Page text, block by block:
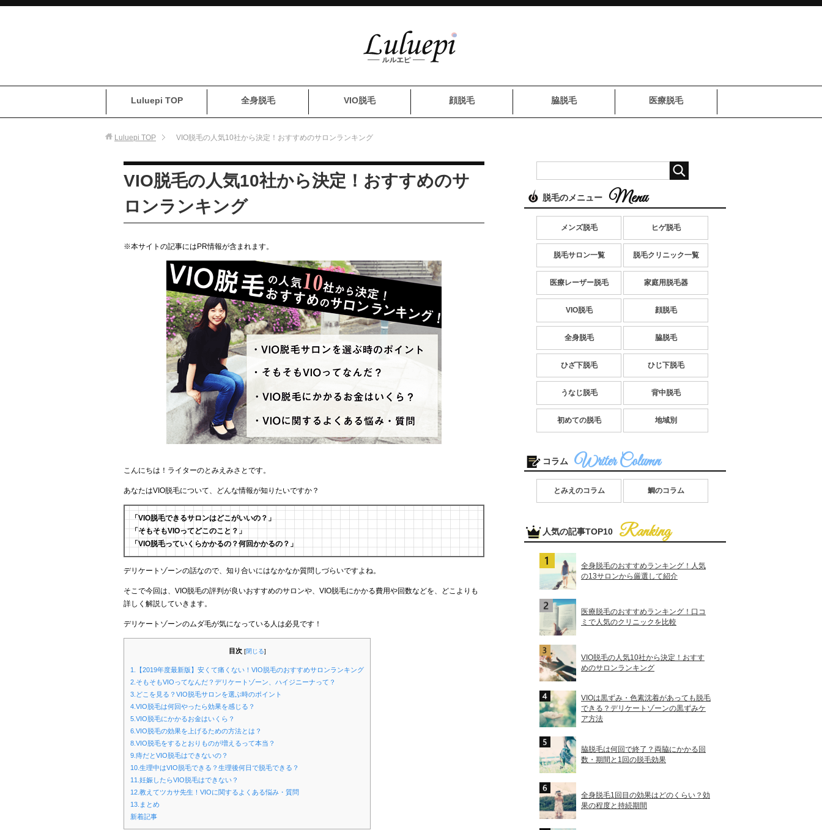
Luluepi TOP 全身脱毛 VIO脱毛 顔脱毛 脇脱毛 医療脱毛
Luluepi TOP VIO脱毛の人気10社から決定！おすすめのサロンランキング
VIO脱毛の人気10社から決定！おすすめのサ
ロンランキング
※本サイトの記事にはPR情報が含まれます。
こんにちは！ライターのとみえみさとです。
あなたはVIO脱毛について、どんな情報が知りたいですか？
「VIO脱毛できるサロンはどこがいいの？」
「そもそもVIOってどこのこと？」
「VIO脱毛っていくらかかるの？何回かかるの？」
デリケートゾーンの話なので、知り合いにはなかなか質問しづらいですよね。
そこで今回は、VIO脱毛の評判が良いおすすめのサロンや、VIO脱毛にかかる費用や回数などを、どこよりも
詳しく解説していきます。
デリケートゾーンのムダ毛が気になっている人は必見です！
目次 [閉じる]
1.【2019年度最新版】安くて痛くない！VIO脱毛のおすすめサロンランキング
2.そもそもVIOってなんだ？デリケートゾーン、ハイジニーナって？
3.どこを見る？VIO脱毛サロンを選ぶ時のポイント
4.VIO脱毛は何回やったら効果を感じる？
5.VIO脱毛にかかるお金はいくら？
6.VIO脱毛の効果を上げるための方法とは？
8.VIO脱毛をするとおりものが増えるって本当？
9.痔だとVIO脱毛はできないの？
10.生理中はVIO脱毛できる？生理後何日で脱毛できる？
11.妊娠したらVIO脱毛はできない？
12.教えてツカサ先生！VIOに関するよくある悩み・質問
13.まとめ
新着記事
脱毛のメニュー
メンズ脱毛 ヒゲ脱毛
脱毛サロン一覧 脱毛クリニック一覧
医療レーザー脱毛 家庭用脱毛器
VIO脱毛 顔脱毛
全身脱毛 脇脱毛
ひざ下脱毛 ひじ下脱毛
うなじ脱毛 背中脱毛
初めての脱毛 地域別
コラム
とみえのコラム 鯛のコラム
人気の記事TOP10
全身脱毛のおすすめランキング！人気
の13サロンから厳選して紹介
医療脱毛のおすすめランキング！口コ
ミで人気のクリニックを比較
VIO脱毛の人気10社から決定！おすす
めのサロンランキング
VIOは黒ずみ・色素沈着があっても脱毛
できる？デリケートゾーンの黒ずみケ
ア方法
脇脱毛は何回で終了？両脇にかかる回
数・期間と1回の脱毛効果
全身脱毛1回目の効果はどのくらい？効
果の程度と持続期間